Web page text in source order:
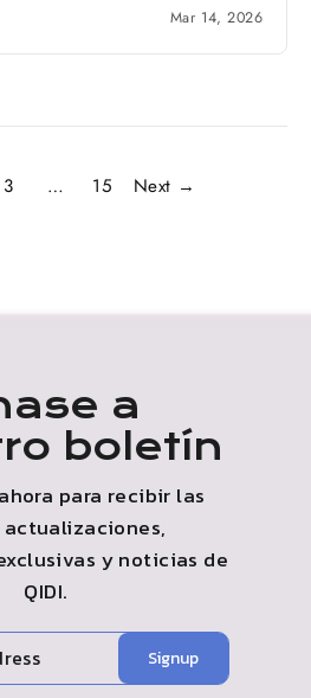
Mar 14, 2026
3 … 15 Next →
a
boletín
para recibir las
y noticias de
QIDI.
Signup